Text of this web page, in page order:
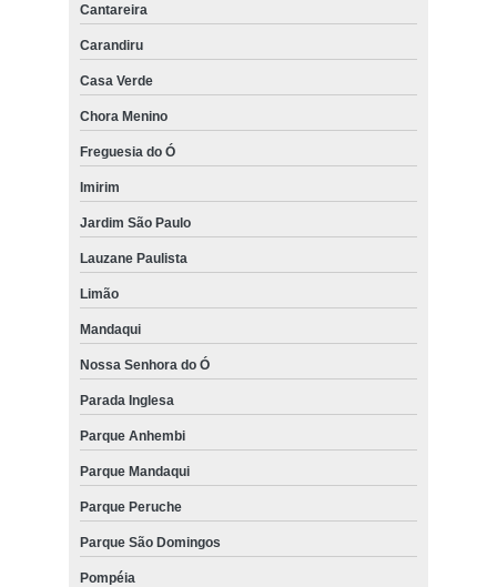
Cantareira
Carandiru
Casa Verde
Chora Menino
Freguesia do Ó
Imirim
Jardim São Paulo
Lauzane Paulista
Limão
Mandaqui
Nossa Senhora do Ó
Parada Inglesa
Parque Anhembi
Parque Mandaqui
Parque Peruche
Parque São Domingos
Pompéia